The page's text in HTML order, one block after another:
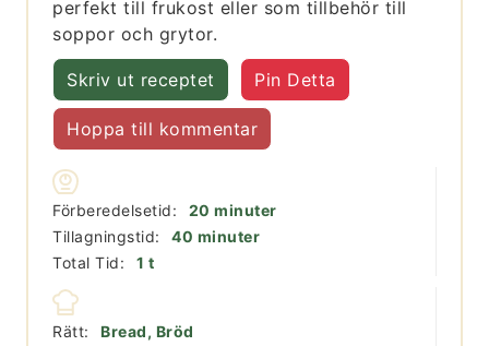
perfekt till frukost eller som tillbehör till
soppor och grytor.
Skriv ut receptet Pin Detta
Hoppa till kommentar
Förberedelsetid: 20 minuter
minuter
Tillagningstid:
40 minuter
minuter
Total Tid:
1 timme
t
Rätt:
Bread, Bröd